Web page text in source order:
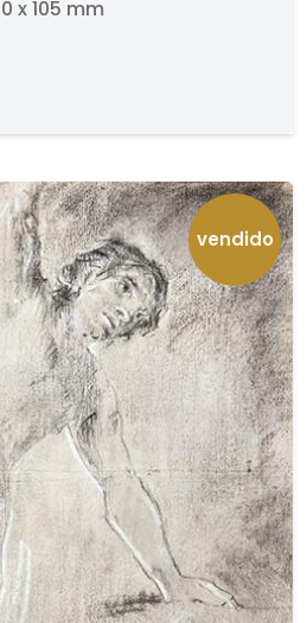
x 105 mm
vendido